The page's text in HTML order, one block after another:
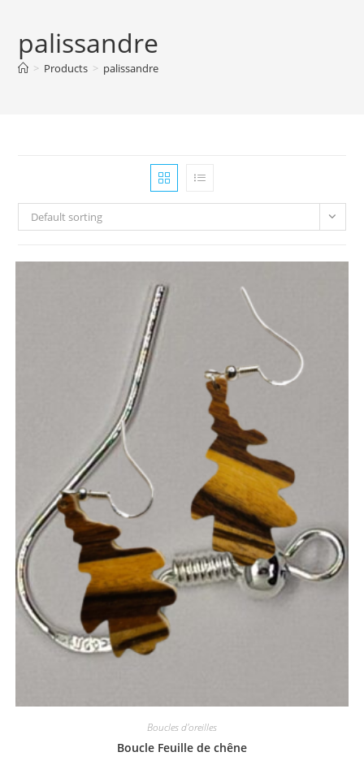
palissandre
> Products > palissandre
Default sorting
Boucles d'oreilles
Boucle Feuille de chêne